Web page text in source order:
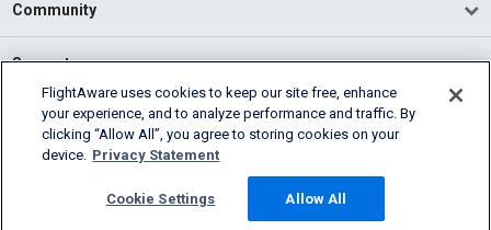
Community
Support
English (USA)
2026 FlightAware
Cookie Settings
FlightAware uses cookies to keep our site free, enhance
your experience, and to analyze performance and traffic. By
clicking “Allow All”, you agree to storing cookies on your
device. Privacy Statement
Cookie Settings Allow All